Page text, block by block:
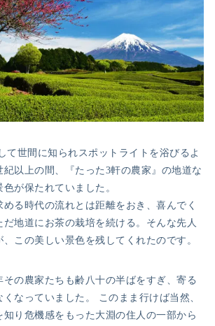
て世間に知られスポットライトを浴びるよ
紀以上の間、『たった3軒の農家』の地道な
が保たれていました。
る時代の流れとは距離をおき、喜んでく
地道にお茶の栽培を続ける。そんな先人
この美しい景色を残してくれたのです。
その農家たちも齢八十の半ばをすぎ、寄る
なっていました。 このまま行けば当然、
り危機感をもった大淵の住人の一部から